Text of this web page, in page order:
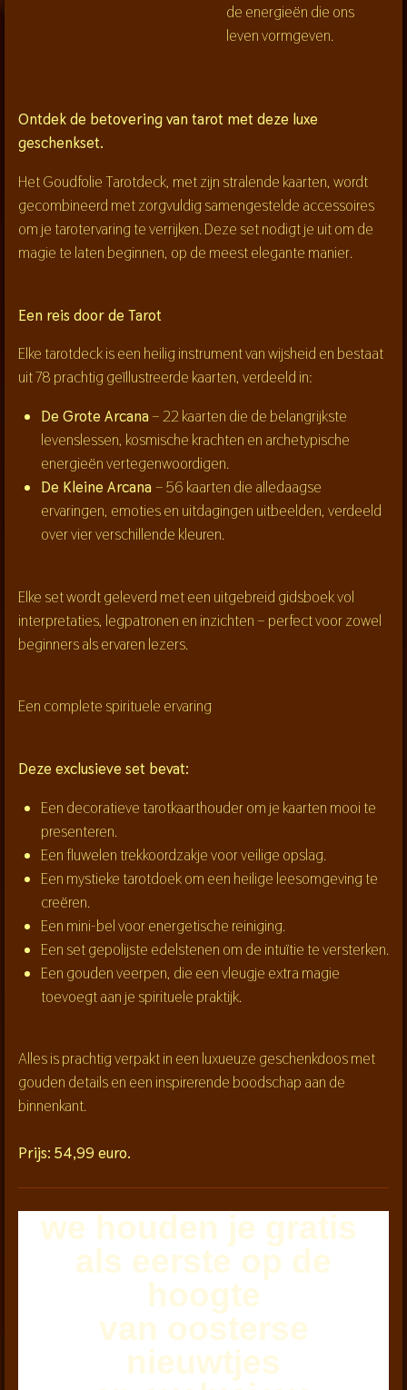
de energieën die ons
leven vormgeven.
Ontdek de betovering van tarot met deze luxe
geschenkset.
Het Goudfolie Tarotdeck, met zijn stralende kaarten, wordt
gecombineerd met zorgvuldig samengestelde accessoires
om je tarotervaring te verrijken. Deze set nodigt je uit om de
magie te laten beginnen, op de meest elegante manier.
Een reis door de Tarot
Elke tarotdeck is een heilig instrument van wijsheid en bestaat
uit 78 prachtig geïllustreerde kaarten, verdeeld in:
De Grote Arcana– 22 kaarten die de belangrijkste
levenslessen, kosmische krachten en archetypische
energieën vertegenwoordigen.
De Kleine Arcana – 56 kaarten die alledaagse
ervaringen, emoties en uitdagingen uitbeelden, verdeeld
over vier verschillende kleuren.
Elke set wordt geleverd met een uitgebreid gidsboek vol
interpretaties, legpatronen en inzichten – perfect voor zowel
beginners als ervaren lezers.
Een complete spirituele ervaring
Deze exclusieve set bevat:
Een decoratieve tarotkaarthouder om je kaarten mooi te
presenteren.
Een fluwelen trekkoordzakje voor veilige opslag.
Een mystieke tarotdoek om een heilige leesomgeving te
creëren.
Een mini-bel voor energetische reiniging.
Een set gepolijste edelstenen om de intuïtie te versterken.
Een gouden veerpen, die een vleugje extra magie
toevoegt aan je spirituele praktijk.
Alles is prachtig verpakt in een luxueuze geschenkdoos met
gouden details en een inspirerende boodschap aan de
binnenkant.
Prijs: 54,99 euro.
we houden je gratis
als eerste op de
hoogte
van oosterse
nieuwtjes